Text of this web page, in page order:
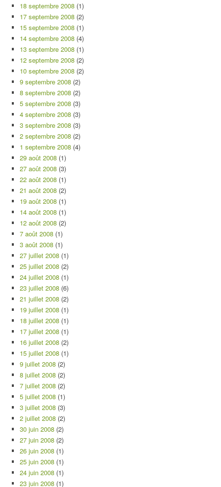
18 septembre 2008 (1)
17 septembre 2008 (2)
15 septembre 2008 (1)
14 septembre 2008 (4)
13 septembre 2008 (1)
12 septembre 2008 (2)
10 septembre 2008 (2)
9 septembre 2008 (2)
8 septembre 2008 (2)
5 septembre 2008 (3)
4 septembre 2008 (3)
3 septembre 2008 (3)
2 septembre 2008 (2)
1 septembre 2008 (4)
29 août 2008 (1)
27 août 2008 (3)
22 août 2008 (1)
21 août 2008 (2)
19 août 2008 (1)
14 août 2008 (1)
12 août 2008 (2)
7 août 2008 (1)
3 août 2008 (1)
27 juillet 2008 (1)
25 juillet 2008 (2)
24 juillet 2008 (1)
23 juillet 2008 (6)
21 juillet 2008 (2)
19 juillet 2008 (1)
18 juillet 2008 (1)
17 juillet 2008 (1)
16 juillet 2008 (2)
15 juillet 2008 (1)
9 juillet 2008 (2)
8 juillet 2008 (2)
7 juillet 2008 (2)
5 juillet 2008 (1)
3 juillet 2008 (3)
2 juillet 2008 (2)
30 juin 2008 (2)
27 juin 2008 (2)
26 juin 2008 (1)
25 juin 2008 (1)
24 juin 2008 (1)
23 juin 2008 (1)